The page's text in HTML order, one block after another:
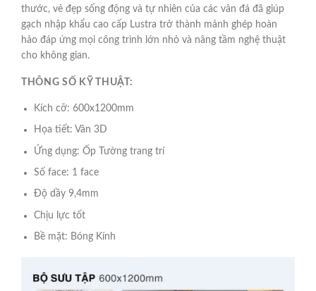
thước, vẻ đẹp sống động và tự nhiên của các vân đá đã giúp
gạch nhập khẩu cao cấp Lustra trở thành mảnh ghép hoàn
hảo đáp ứng mọi công trình lớn nhỏ và nâng tầm nghệ thuật
cho không gian.
THÔNG SỐ KỸ THUẬT:
Kích cỡ: 600x1200mm
Họa tiết: Vân 3D
Ứng dụng: Ốp Tường trang trí
Số face: 1 face
Độ dầy 9,4mm
Chịu lực tốt
Bề mặt: Bóng Kính